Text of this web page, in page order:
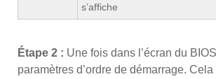
s’affiche
Étape 2 : Une fois dans l’écran du
paramètres d’ordre de démarrage.